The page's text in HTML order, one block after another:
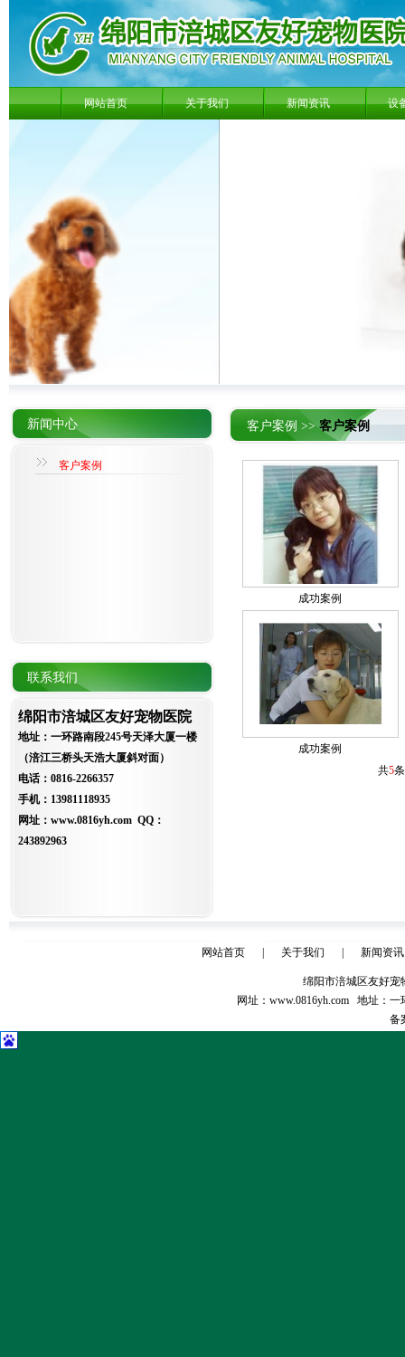
网站首页 关于我们 新闻资讯 设
新闻中心
客户案例
联系我们
绵阳市涪城区友好宠物医院
地址：一环路南段245号天泽大厦一楼
（涪江三桥头天浩大厦斜对面）
电话：0816-2266357
手机：13981118935
网址： www.0816yh.com QQ：
243892963
客户案例 >>客户案例
成功案例
成功案例
共5
网站首页 关于我们 新闻资讯
绵阳市涪城区友好宠
网址： www.0816yh.com地址：一
备